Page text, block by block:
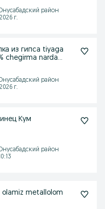
район
г.
из гипса tiyaga
chegirma narda
район
г.
Кум
район
metallolom